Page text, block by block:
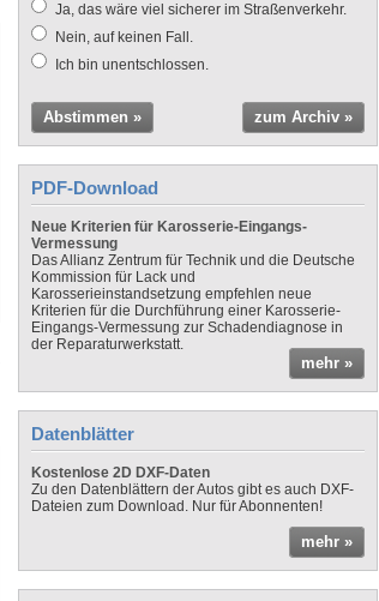
Ja, das wäre viel sicherer im Straßenverkehr.
Nein, auf keinen Fall.
Ich bin unentschlossen.
Abstimmen » zum Archiv »
PDF-Download
Neue Kriterien für Karosserie-Eingangs-
Vermessung
Das Allianz Zentrum für Technik und die Deutsche
Kommission für Lack und
Karosserieinstandsetzung empfehlen neue
Kriterien für die Durchführung einer Karosserie-
Eingangs-Vermessung zur Schadendiagnose in
der Reparaturwerkstatt.
mehr »
Datenblätter
Kostenlose 2D DXF-Daten
Zu den Datenblättern der Autos gibt es auch DXF-
Dateien zum Download. Nur für Abonnenten!
mehr »